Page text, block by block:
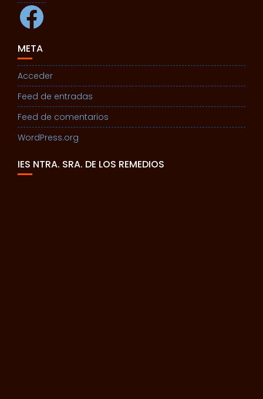
Facebook
META
Acceder
Feed de entradas
Feed de comentarios
WordPress.org
IES NTRA. SRA. DE LOS REMEDIOS